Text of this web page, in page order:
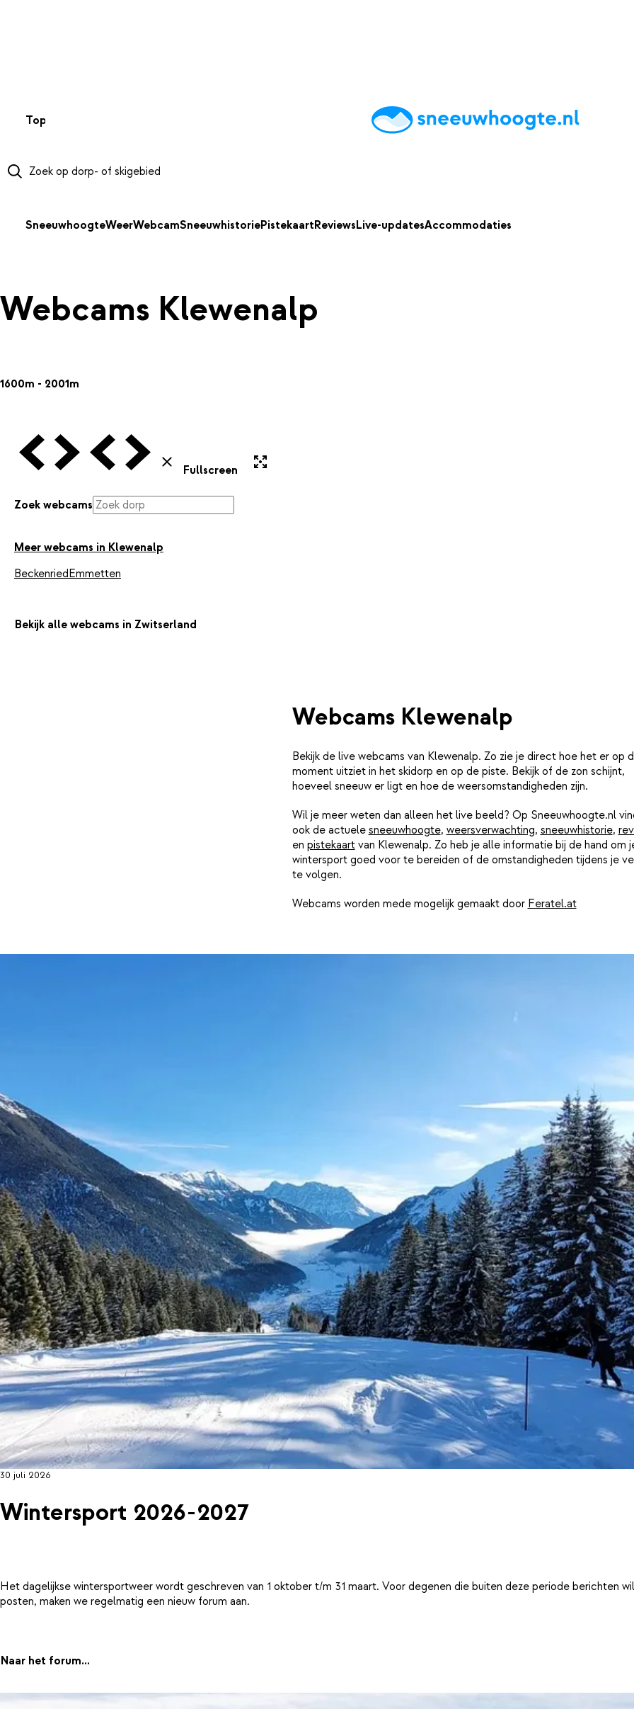
Top 50 AccommodatiesTipsReviewsLive updatesApp
SneeuwhoogteWeerWebcamSneeuwhistoriePistekaartReviewsLive-updatesAccommodaties
Webcams Klewenalp
1600m - 2001m
Vorige Webcam
Volgende Webcam
Vorige Webcam
Volgende Webcam
Sluiten
Fullscreen
Zoek webcams
Meer webcams in Klewenalp
BeckenriedEmmetten
Bekijk alle webcams in Zwitserland
Webcams Klewenalp
Bekijk de live webcams van Klewenalp. Zo zie je direct hoe het er op
moment uitziet in het skidorp en op de piste. Bekijk of de zon schijnt,
hoeveel sneeuw er ligt en hoe de weersomstandigheden zijn.
Wil je meer weten dan alleen het live beeld? Op Sneeuwhoogte.nl
ook de actuele sneeuwhoogte, weersverwachting, sneeuwhistorie,
en pistekaartvan Klewenalp. Zo heb je alle informatie bij de hand om
wintersport goed voor te bereiden of de omstandigheden tijdens je
te volgen.
Webcams worden mede mogelijk gemaakt door Feratel.at
30 juli 2026
Wintersport 2026-2027
Het dagelijkse wintersportweer wordt geschreven van 1 oktober t/m 31 maart. Voor degenen die buiten deze periode berichten
posten, maken we regelmatig een nieuw forum aan.
Naar het forum...